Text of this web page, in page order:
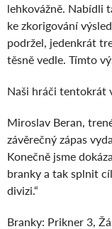
lehkovážně. Nabídli
ke zkorigování
podržel, jedenkrát
těsně vedle. Tímto
Naši hráči tentokrát
Miroslav Beran,
závěrečný zápas
Konečně jsme
branky a tak splnit
divizi.“
Branky: Prikner 3,